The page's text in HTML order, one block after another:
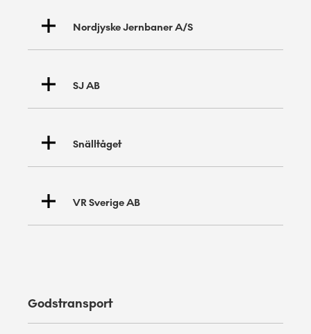
Nordjyske Jernbaner A/S
SJ AB
Snälltåget
Snälltåget
VR Sverige AB
Godstransport